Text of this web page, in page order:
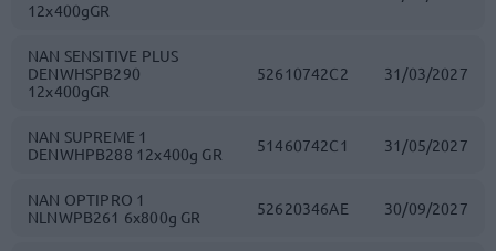
12x400gGR
NAN SENSITIVE PLUS
DENWHSPB290
12x400gGR
52610742C2 31/03/2027
NAN SUPREME 1
DENWHPB288 12x400g GR
51460742C1 31/05/2027
NAN OPTIPRO 1
NLNWPB261 6x800g GR
52620346AE 30/09/2027